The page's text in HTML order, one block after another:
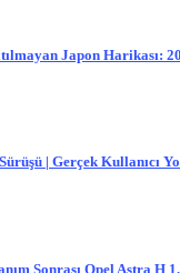
Japon Harikası:
| Gerçek Kullanıcı
Sonrası Opel Astra H